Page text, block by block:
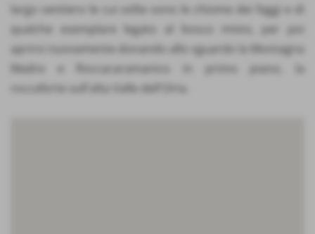
largo sentiero le cui volte sono le chiome dei faggi e di
qualche esemplare legato al bosco misto, per poi
aprirsi nuovamente donando allo sguardo la Montagna
Madre e Roccacaramanico in primo piano, la
roccaforte sull'alta Valle dell'Orta.